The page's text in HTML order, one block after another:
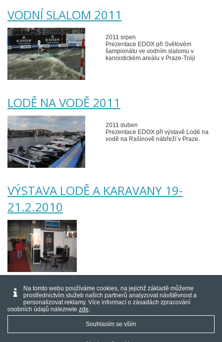
VODNÍ SLALOM 2011
2011 srpen
Prezentace EDOX při Světovém
šampionátu ve vodním slalomu v
kanoistickém areálu v Praze-Tróji
LODĚ NA VODĚ 2011
2011 duben
Prezentace EDOX při výstavě Lodě na
vodě na Rašínově nábřeží v Praze.
VÝSTAVA LODĚ A KARAVANY 19-
21.2.2010
1 2
Na tomto webu používáme cookies, na jejichž základě můžeme
prostřednictvím služeb našich partnerů analyzovat návštěvnost a
personalizovat reklamy. Více informací o zásadách zpracování
osobních údajů naleznete zde.
Souhlasím se vším